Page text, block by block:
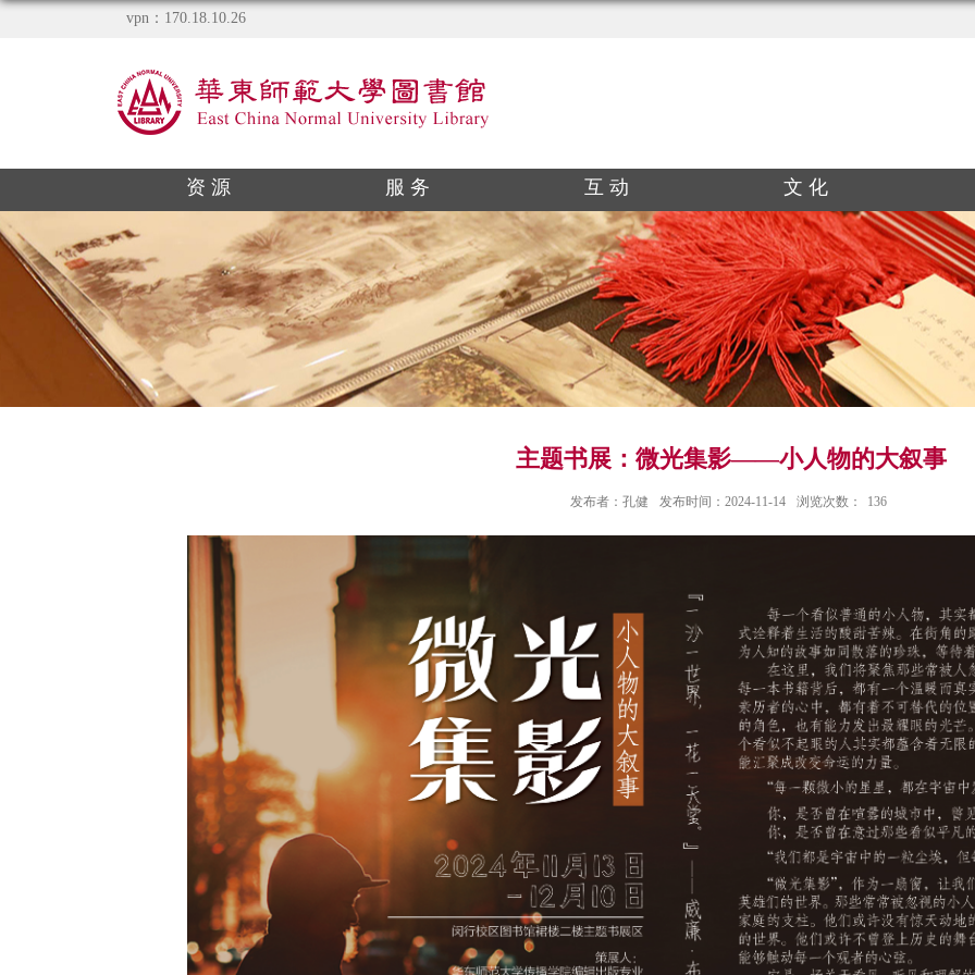
vpn：170.18.10.26
资 源 服 务 互 动 文 化
主题书展：微光集影——小人物的大叙事
发布者：孔健 发布时间：2024-11-14 浏览次数： 136